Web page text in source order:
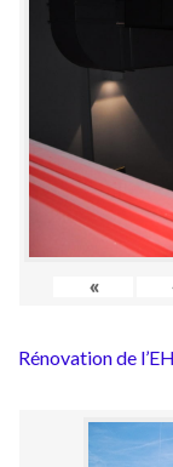
«
Rénovation de